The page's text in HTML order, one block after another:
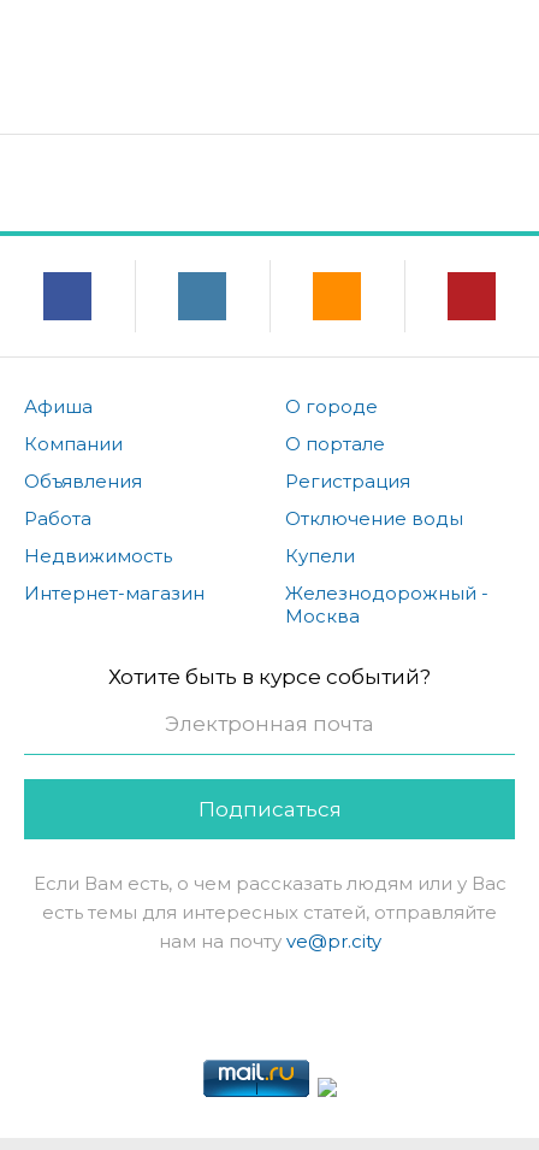
Афиша
Компании
Объявления
Работа
Недвижимость
Интернет-магазин
О городе
О портале
Регистрация
Отключение воды
Купели
Железнодорожный -
Москва
Хотите быть в курсе событий?
Подписаться
Если Вам есть, о чем рассказать людям или у Вас
есть темы для интересных статей, отправляйте
нам на почту ve@pr.city